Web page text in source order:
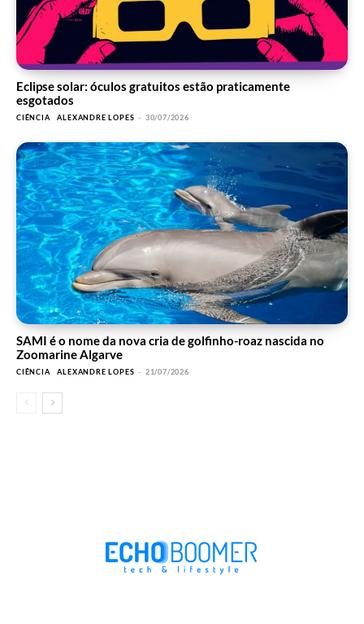
Eclipse solar: óculos gratuitos estão praticamente
esgotados
CIÊNCIA ALEXANDRE LOPES - 30/07/2026
SAMI é o nome da nova cria de golfinho-roaz nascida no
Zoomarine Algarve
CIÊNCIA ALEXANDRE LOPES - 21/07/2026